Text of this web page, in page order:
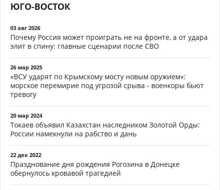
ЮГО-ВОСТОК
03 авг 2026
Почему Россия может проиграть не на фронте, а от удара
элит в спину: главные сценарии после СВО
26 мар 2025
«ВСУ ударят по Крымскому мосту новым оружием»:
морское перемирие под угрозой срыва - военкоры бьют
тревогу
20 мар 2024
Токаев объявил Казахстан наследником Золотой Орды:
России намекнули на рабство и дань
22 дек 2022
Празднование дня рождения Рогозина в Донецке
обернулось кровавой трагедией